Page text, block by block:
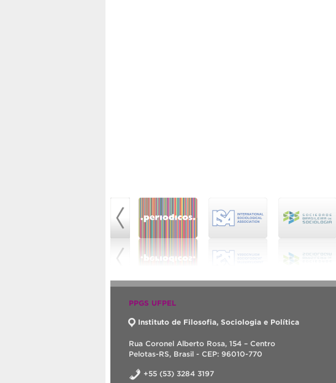
PPGS UFPEL
Instituto de Filosofia, Sociologia e Política
Rua Coronel Alberto Rosa, 154 – Centro
Pelotas-RS, Brasil - CEP: 96010-770
+55 (53) 3284 3197